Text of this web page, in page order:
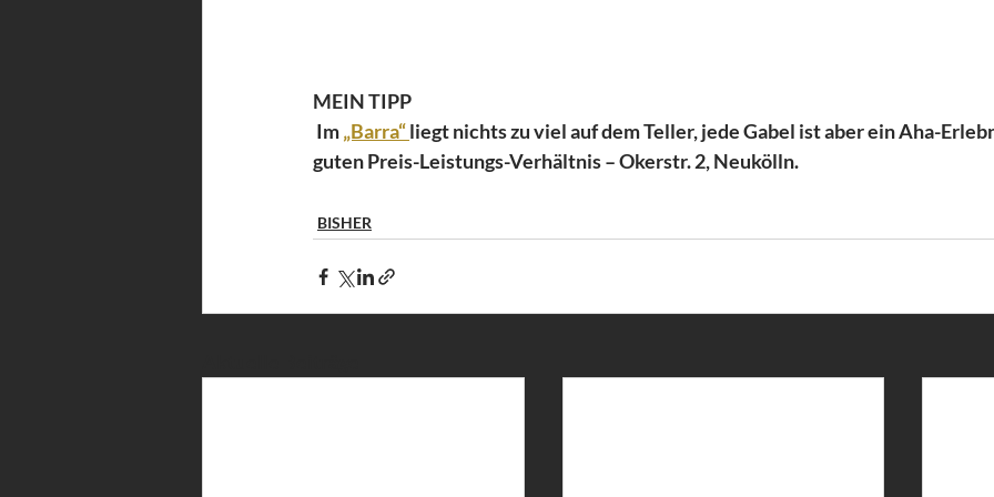
MEIN TIPP
Im „Barra“ liegt nichts zu viel auf dem Teller, jede Gabel ist aber ein Aha-
guten Preis-Leistungs-Verhältnis – Okerstr. 2, Neukölln.
BISHER